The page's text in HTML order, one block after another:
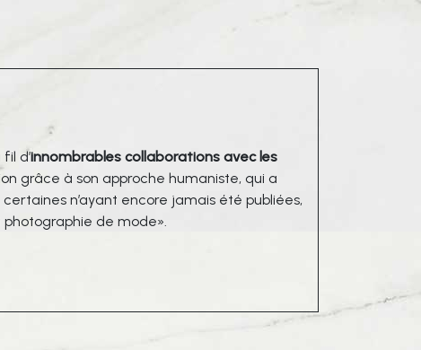
fil d’innombrables collaborations avec les
grâce à son approche humaniste, qui a
certaines n’ayant encore jamais été publiées,
de mode».